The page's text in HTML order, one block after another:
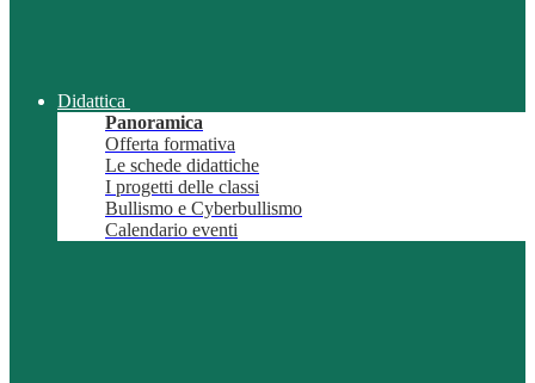
Didattica
Panoramica
Offerta formativa
Le schede didattiche
I progetti delle classi
Bullismo e Cyberbullismo
Calendario eventi